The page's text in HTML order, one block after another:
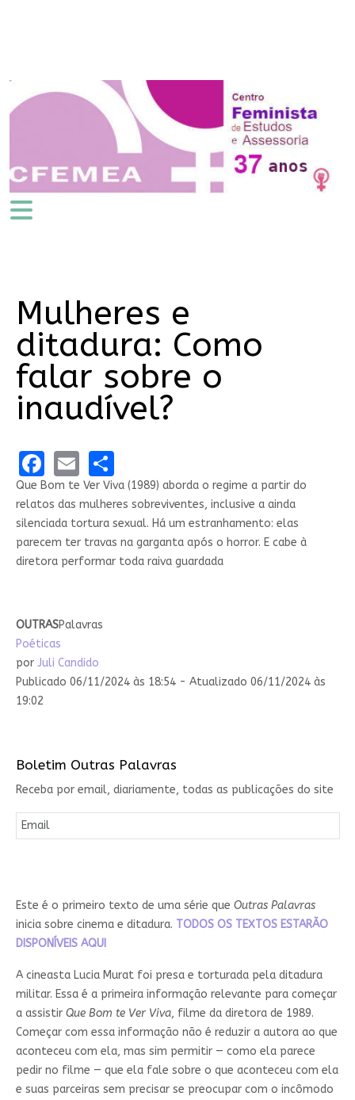
Mulheres e
ditadura: Como
falar sobre o
inaudível?
Facebook
EmailShare
Que Bom te Ver Viva (1989) aborda o regime a partir do
relatos das mulheres sobreviventes, inclusive a ainda
silenciada tortura sexual. Há um estranhamento: elas
parecem ter travas na garganta após o horror. E cabe à
diretora performar toda raiva guardada
OUTRASPalavras
Poéticas
por Juli Candido
Publicado 06/11/2024 às 18:54 - Atualizado 06/11/2024 às
19:02
Boletim Outras Palavras
Receba por email, diariamente, todas as publicações do site
Este é o primeiro texto de uma série que Outras Palavras
inicia sobre cinema e ditadura. TODOS OS TEXTOS ESTARÃO
DISPONÍVEIS AQUI
A cineasta Lucia Murat foi presa e torturada pela ditadura
militar. Essa é a primeira informação relevante para começar
a assistir Que Bom te Ver Viva, filme da diretora de 1989.
Começar com essa informação não é reduzir a autora ao que
aconteceu com ela, mas sim permitir — como ela parece
pedir no filme — que ela fale sobre o que aconteceu com ela
e suas parceiras sem precisar se preocupar com o incômodo